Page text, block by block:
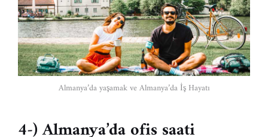
Almanya’da yaşamak ve Almanya’da İş Hayatı
4-) Almanya’da ofis saati